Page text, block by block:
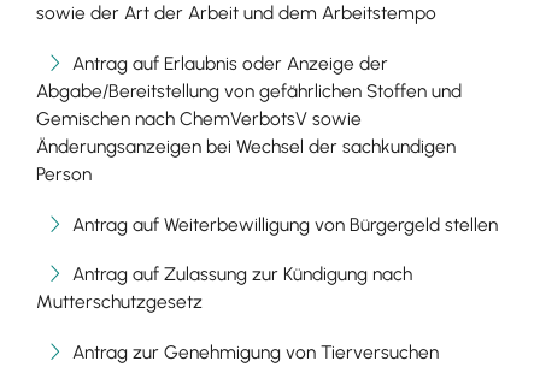
sowie der Art der Arbeit und dem Arbeitstempo
Antrag auf Erlaubnis oder Anzeige der
Abgabe/Bereitstellung von gefährlichen Stoffen und
Gemischen nach ChemVerbotsV sowie
Änderungsanzeigen bei Wechsel der sachkundigen
Person
Antrag auf Weiterbewilligung von Bürgergeld stellen
Antrag auf Zulassung zur Kündigung nach
Mutterschutzgesetz
Antrag zur Genehmigung von Tierversuchen